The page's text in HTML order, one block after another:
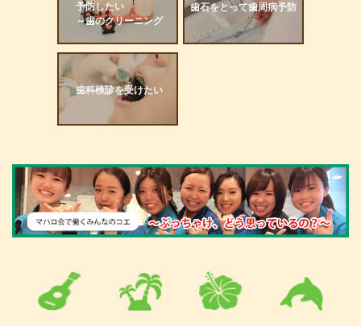
予防したい
～歯のクリーニング
歯石をとって歯周病予防
歯科検診を受けたい